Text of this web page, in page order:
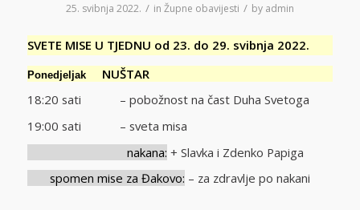
25. svibnja 2022. / in Župne obavijesti / by admin
SVETE MISE U TJEDNU od 23. do 29. svibnja 2022.
Ponedjeljak NUŠTAR
18:20 sati – pobožnost na čast Duha Svetoga
19:00 sati – sveta misa
nakana: + Slavka i Zdenko Papiga
spomen mise za Đakovo: – za zdravlje po nakani